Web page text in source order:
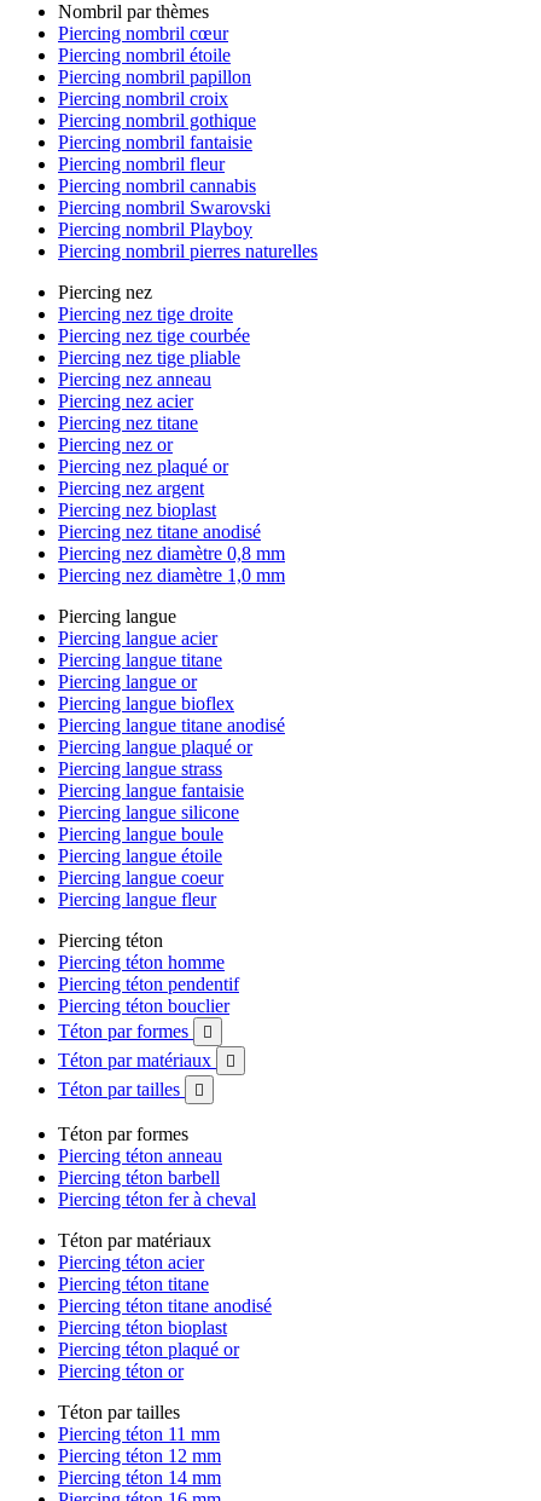
Nombril par thèmes
Piercing nombril cœur
Piercing nombril étoile
Piercing nombril papillon
Piercing nombril croix
Piercing nombril gothique
Piercing nombril fantaisie
Piercing nombril fleur
Piercing nombril cannabis
Piercing nombril Swarovski
Piercing nombril Playboy
Piercing nombril pierres naturelles
Piercing nez
Piercing nez tige droite
Piercing nez tige courbée
Piercing nez tige pliable
Piercing nez anneau
Piercing nez acier
Piercing nez titane
Piercing nez or
Piercing nez plaqué or
Piercing nez argent
Piercing nez bioplast
Piercing nez titane anodisé
Piercing nez diamètre 0,8 mm
Piercing nez diamètre 1,0 mm
Piercing langue
Piercing langue acier
Piercing langue titane
Piercing langue or
Piercing langue bioflex
Piercing langue titane anodisé
Piercing langue plaqué or
Piercing langue strass
Piercing langue fantaisie
Piercing langue silicone
Piercing langue boule
Piercing langue étoile
Piercing langue coeur
Piercing langue fleur
Piercing téton
Piercing téton homme
Piercing téton pendentif
Piercing téton bouclier
Téton par formes

Téton par matériaux 
Téton par tailles 
Téton par formes
Piercing téton anneau
Piercing téton barbell
Piercing téton fer à cheval
Téton par matériaux
Piercing téton acier
Piercing téton titane
Piercing téton titane anodisé
Piercing téton bioplast
Piercing téton plaqué or
Piercing téton or
Téton par tailles
Piercing téton 11 mm
Piercing téton 12 mm
Piercing téton 14 mm